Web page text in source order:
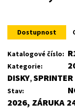
Dostupnost
Katalogové číslo:
Kategorie:
DISKY,
Stav:
2026, ZÁRUKA